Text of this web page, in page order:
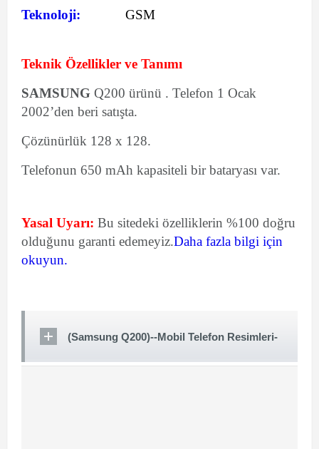
Teknoloji: GSM
Teknik Özellikler ve Tanımı
SAMSUNG Q200 ürünü . Telefon 1 Ocak
2002’den beri satışta.
Çözünürlük 128 x 128.
Telefonun 650 mAh kapasiteli bir bataryası var.
Yasal Uyarı: Bu sitedeki özelliklerin %100 doğru
olduğunu garanti edemeyiz.Daha fazla bilgi için
okuyun.
(Samsung Q200)--Mobil Telefon Resimleri-